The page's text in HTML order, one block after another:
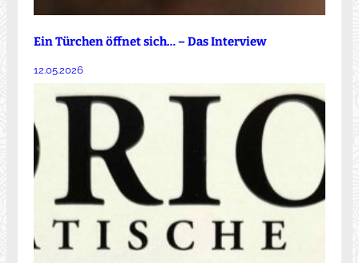
Ein Türchen öffnet sich… – Das Interview
12.05.2026